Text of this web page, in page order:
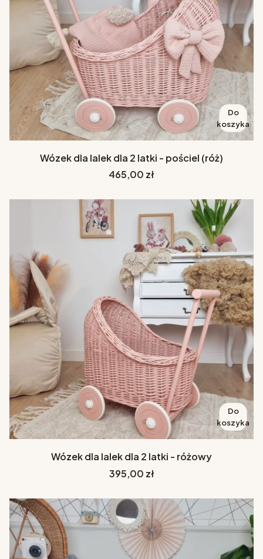
Do
koszyka
Wózek dla lalek dla 2 latki - pościel (róż)
Cena
465,00 zł
Do
koszyka
Wózek dla lalek dla 2 latki - różowy
Cena
395,00 zł